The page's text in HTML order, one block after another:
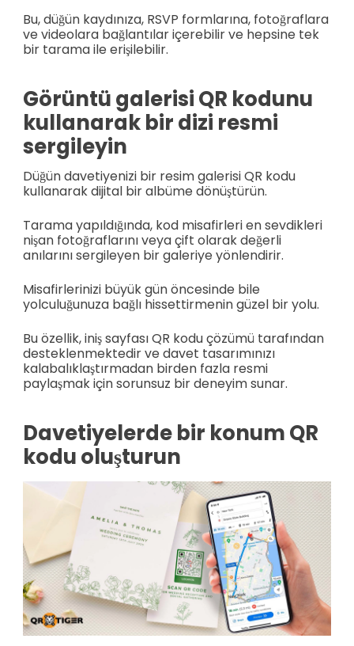
Bu, düğün kaydınıza, RSVP formlarına, fotoğraflara
ve videolara bağlantılar içerebilir ve hepsine tek
bir tarama ile erişilebilir.
Görüntü galerisi QR kodunu
kullanarak bir dizi resmi
sergileyin
Düğün davetiyenizi bir resim galerisi QR kodu
kullanarak dijital bir albüme dönüştürün.
Tarama yapıldığında, kod misafirleri en sevdikleri
nişan fotoğraflarını veya çift olarak değerli
anılarını sergileyen bir galeriye yönlendirir.
Misafirlerinizi büyük gün öncesinde bile
yolculuğunuza bağlı hissettirmenin güzel bir yolu.
Bu özellik, iniş sayfası QR kodu çözümü tarafından
desteklenmektedir ve davet tasarımınızı
kalabalıklaştırmadan birden fazla resmi
paylaşmak için sorunsuz bir deneyim sunar.
Davetiyelerde bir konum QR
kodu oluşturun